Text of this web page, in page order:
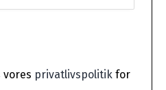
vores privatlivspolitik for